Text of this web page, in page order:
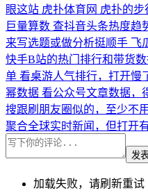
眼这站 虎扑体育网 虎扑的步
巨量算数 查抖音头条热度趋
来写选题或做分析挺顺手 飞
快手B站的热门排行和带货
单 看桌游人气排行，打开慢
幂数据 看公众号文章数据，
搜跟刷朋友圈似的，至少不
聚合全球实时新闻，但打开
发
加载失败，请刷新重试